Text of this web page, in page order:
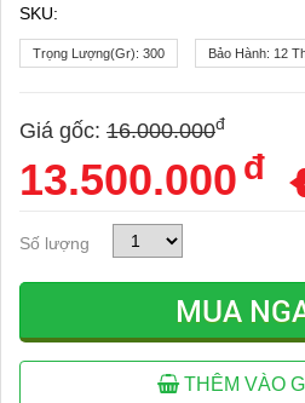
SKU:
Trọng Lượng(gr): 300 Bảo Hành: 12
Giá gốc: 16.000.000đ
13.500.000 đ
Số lượng
MUA
THÊM VÀO